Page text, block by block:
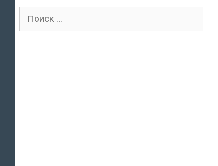
Поиск